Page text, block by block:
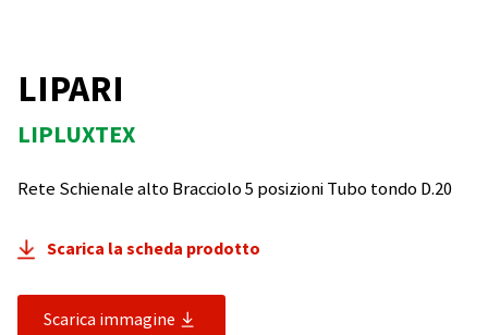
LIPARI
LIPLUXTEX
Rete Schienale alto Bracciolo 5 posizioni Tubo tondo D.20
Scarica la scheda prodotto
Scarica immagine